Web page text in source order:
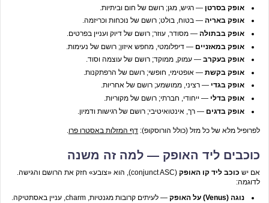
אופק בסרטן — רגיש, מגן; רושם של חום וביתיות.
אופק באריה — בטוח, בולט; רושם של נוכחות וכריזמה.
אופק בבתולה — מסודר, עוזר; רושם של דיוק ועניין בפרטים.
אופק במאזניים — דיפלומטי, מחפש איזון; רושם של נעימות.
אופק בעקרב — עמוק, ממוקד; רושם של עוצמה וסוד.
אופק בקשת — אופטימי, חופשי; רושם של הרפתקנות.
אופק בגדי — רציני, ממושמע; רושם של אחריות.
אופק בדלי — ייחודי, חברתי; רושם של מקוריות.
אופק בדגים — רך, אינטואיטיבי; רושם של רגישות ודמיון.
לפרופיל מלא של כל מזל (כולל הורוסקופ): דף המזלות באסטרו פרו
כוכבים ליד האופק — למה זה משנה
אם יש כוכב ליד קו האופק
(conjunct ASC), הוא «צובע» חזק את הרושם והגישה.
לדוגמה:
נוגה (Venus) על האופק
— לעיתים קרובות מגנטיות, charm, עניין באסתטיקה.